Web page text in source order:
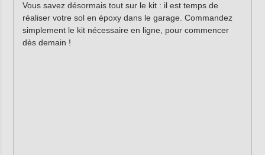
Vous savez désormais tout sur le kit : il est temps de
réaliser votre sol en époxy dans le garage. Commandez
simplement le kit nécessaire en ligne, pour commencer
dès demain !